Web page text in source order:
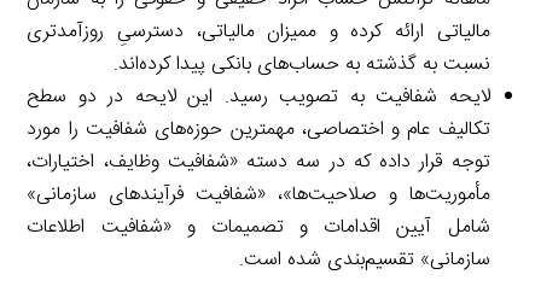
مالیاتی ارائه کرده و ممیزان مالیاتی، دسترسیِ روزآمدتری
نسبت به گذشته به حساب‌های بانکی پیدا کرده‌اند.
لایحه شفافیت به تصویب رسید. این لایحه در دو سطح
تکالیف عام و اختصاصی، مهمترین حوزه‌های شفافیت را مورد
توجه قرار داده که در سه دسته «شفافیت وظایف، اختیارات،
مأموریت‌ها و صلاحیت‌ها»، «شفافیت فرآیندهای سازمانی»
شامل آیین اقدامات و تصمیمات و «شفافیت اطلاعات
سازمانی» تقسیم‌بندی شده است.